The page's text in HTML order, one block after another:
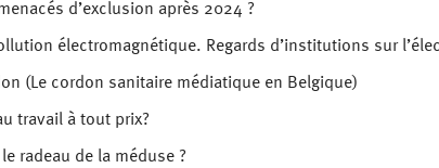
d’exclusion après 2024 ?
électromagnétique. Regards d’institutions sur
(Le cordon sanitaire médiatique en Belgique)
travail à tout prix?
radeau de la méduse ?